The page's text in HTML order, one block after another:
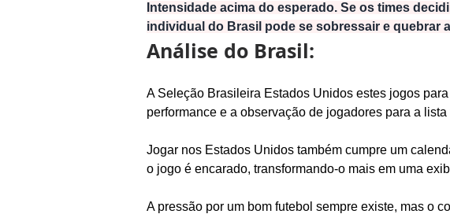
Intensidade acima do esperado. Se os times
individual do Brasil pode se sobressair e quebrar
Análise do Brasil:
A Seleção Brasileira Estados Unidos estes jogos
performance e a observação de jogadores para a
Jogar nos Estados Unidos também cumpre um
o jogo é encarado, transformando-o mais em uma
A pressão por um bom futebol sempre existe, mas o